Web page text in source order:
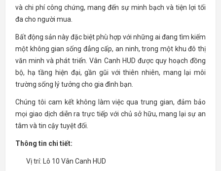
và chi phí công chứng, mang đến sự minh bạch và tiện lợi tối
đa cho người mua.
Bất động sản này đặc biệt phù hợp với những ai đang tìm kiếm
một không gian sống đẳng cấp, an ninh, trong một khu đô thị
văn minh và phát triển. Vân Canh HUD được quy hoạch đồng
bộ, hạ tầng hiện đại, gần gũi với thiên nhiên, mang lại môi
trường sống lý tưởng cho gia đình bạn.
Chúng tôi cam kết không làm việc qua trung gian, đảm bảo
mọi giao dịch diễn ra trực tiếp với chủ sở hữu, mang lại sự an
tâm và tin cậy tuyệt đối.
Thông tin chi tiết:
Vị trí: Lô 10 Vân Canh HUD